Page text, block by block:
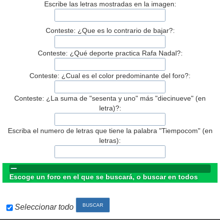
Escribe las letras mostradas en la imagen:
Conteste: ¿Que es lo contrario de bajar?:
Conteste: ¿Qué deporte practica Rafa Nadal?:
Conteste: ¿Cual es el color predominante del foro?:
Conteste: ¿La suma de "sesenta y uno" más "diecinueve" (en
letra)?:
Escriba el numero de letras que tiene la palabra "Tiempocom" (en
letras):
Escoge un foro en el que se buscará, o buscar en todos
Seleccionar todo